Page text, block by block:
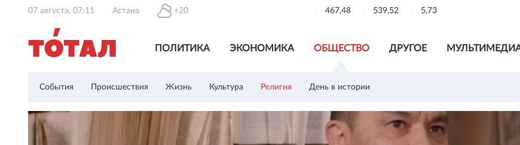
07 августа, 07:11 Астана +20 467,48 539,52 5,73
ПОЛИТИКА ЭКОНОМИКА ОБЩЕСТВО ДРУГОЕ
События Происшествия Жизнь Культура Религия День в истории